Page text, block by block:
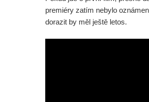
premiéry zatím nebylo
dorazit by měl ještě letos.